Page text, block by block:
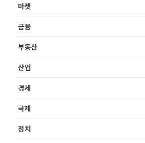
마켓
금융
부동산
산업
경제
국제
정치